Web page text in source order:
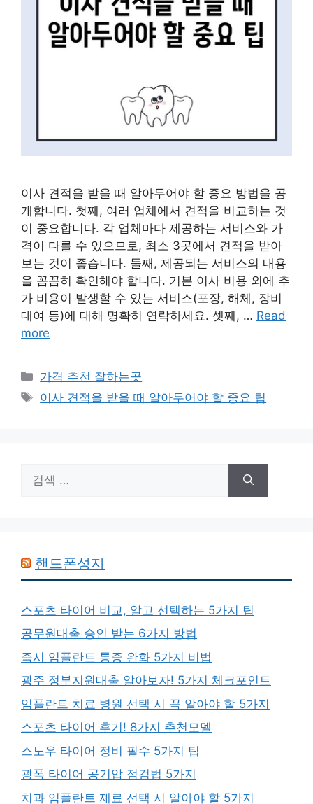
이사 견적을 받을 때 알아두어야 할 중요 방법을 공
개합니다. 첫째, 여러 업체에서 견적을 비교하는 것
이 중요합니다. 각 업체마다 제공하는 서비스와 가
격이 다를 수 있으므로, 최소 3곳에서 견적을 받아
보는 것이 좋습니다. 둘째, 제공되는 서비스의 내용
을 꼼꼼히 확인해야 합니다. 기본 이사 비용 외에 추
가 비용이 발생할 수 있는 서비스(포장, 해체, 장비
대여 등)에 대해 명확히 연락하세요. 셋째, … Read
more
카
테
고
가격 추천 잘하는곳
태
이사 견적을 받을 때 알아두어야 할 중요 팁
색:
핸드폰성지
스포츠 타이어 비교, 알고 선택하는 5가지 팁
공무원대출 승인 받는 6가지 방법
즉시 임플란트 통증 완화 5가지 비법
광주 정부지원대출 알아보자! 5가지 체크포인트
임플란트 치료 병원 선택 시 꼭 알아야 할 5가지
스포츠 타이어 후기! 8가지 추천모델
스노우 타이어 정비 필수 5가지 팁
광폭 타이어 공기압 점검법 5가지
치과 임플란트 재료 선택 시 알아야 할 5가지